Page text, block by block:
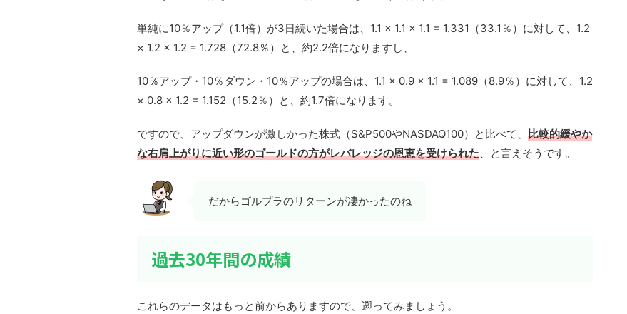
単純に10％アップ（1.1倍）が3日続いた場合は、1.1 × 1.1 × 1.1 = 1.331（33.1％）に対して、1.2
× 1.2 × 1.2 = 1.728（72.8％）と、約2.2倍になりますし、
10％アップ・10％ダウン・10％アップの場合は、1.1 × 0.9 × 1.1 = 1.089（8.9％）に対して、1.2
× 0.8 × 1.2 = 1.152（15.2％）と、約1.7倍になります。
ですので、アップダウンが激しかった株式（S&P500やNASDAQ100）と比べて、 比較的緩やか
な右肩上がりに近い形のゴールドの方がレバレッジの恩恵を受けられた、と言えそうです。
だからゴルプラのリターンが凄かったのね
過去30年間の成績
これらのデータはもっと前からありますので、遡ってみましょう。